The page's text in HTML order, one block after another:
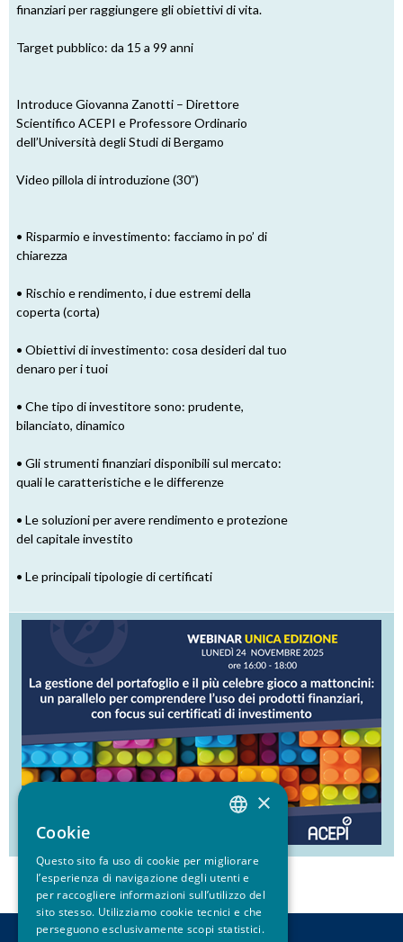
finanziari per raggiungere gli obiettivi di vita.
Target pubblico: da 15 a 99 anni
Introduce Giovanna Zanotti – Direttore
Scientifico ACEPI e Professore Ordinario
dell’Università degli Studi di Bergamo
Video pillola di introduzione (30”)
• Risparmio e investimento: facciamo in po’ di
chiarezza
• Rischio e rendimento, i due estremi della
coperta (corta)
• Obiettivi di investimento: cosa desideri dal tuo
denaro per i tuoi
• Che tipo di investitore sono: prudente,
bilanciato, dinamico
• Gli strumenti finanziari disponibili sul mercato:
quali le caratteristiche e le differenze
• Le soluzioni per avere rendimento e protezione
del capitale investito
• Le principali tipologie di certificati
×
Cookie
Questo sito fa uso di cookie per migliorare
l’esperienza di navigazione degli utenti e
per raccogliere informazioni sull’utilizzo del
sito stesso. Utilizziamo cookie tecnici e che
perseguono esclusivamente scopi statistici.